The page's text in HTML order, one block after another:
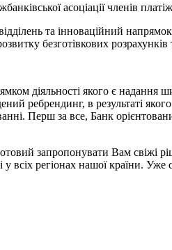
асоціації членів
та інноваційний
безготівкових розрахунків
діяльності якого є надання
ребрендинг, в результаті
Перш за все, Банк
запропонувати Вам свіжі
всіх регіонах нашої країни.